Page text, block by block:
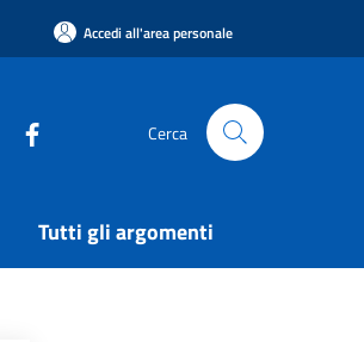
Accedi all'area personale
Cerca
Tutti gli argomenti